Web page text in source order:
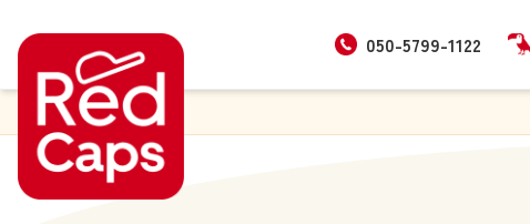
050-5799-1122